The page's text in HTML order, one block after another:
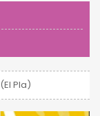
Pla)